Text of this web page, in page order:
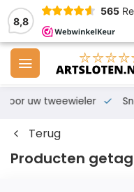
8,8
565
voor uw tweewieler
Terug
Producten